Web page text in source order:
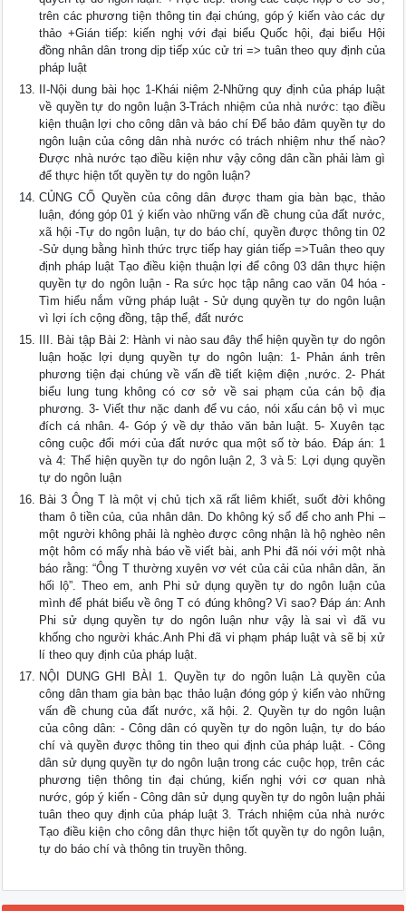
trên các phương tiện thông tin đại chúng, góp ý kiến vào các dự
thảo +Gián tiếp: kiến nghị với đại biểu Quốc hội, đại biểu Hội
đồng nhân dân trong dịp tiếp xúc cử tri => tuân theo quy định của
pháp luật
II-Nội dung bài học 1-Khái niệm 2-Những quy định của pháp luật
về quyền tự do ngôn luận 3-Trách nhiệm của nhà nước: tạo điều
kiện thuận lợi cho công dân và báo chí Để bảo đảm quyền tự do
ngôn luận của công dân nhà nước có trách nhiệm như thế nào?
Được nhà nước tạo điều kiện như vậy công dân cần phải làm gì
để thực hiện tốt quyền tự do ngôn luận?
CỦNG CỐ Quyền của công dân được tham gia bàn bạc, thảo
luận, đóng góp 01 ý kiến vào những vấn đề chung của đất nước,
xã hội -Tự do ngôn luận, tự do báo chí, quyền được thông tin 02
-Sử dụng bằng hình thức trực tiếp hay gián tiếp =>Tuân theo quy
định pháp luật Tạo điều kiện thuận lợi để công 03 dân thực hiện
quyền tự do ngôn luận - Ra sức học tập nâng cao văn 04 hóa -
Tìm hiểu nắm vững pháp luật - Sử dụng quyền tự do ngôn luận
vì lợi ích cộng đồng, tập thể, đất nước
III. Bài tập Bài 2: Hành vi nào sau đây thể hiện quyền tự do ngôn
luận hoặc lợi dụng quyền tự do ngôn luận: 1- Phản ánh trên
phương tiện đại chúng về vấn đề tiết kiệm điện ,nước. 2- Phát
biểu lung tung không có cơ sở về sai phạm của cán bộ địa
phương. 3- Viết thư nặc danh để vu cáo, nói xấu cán bộ vì mục
đích cá nhân. 4- Góp ý về dự thảo văn bản luật. 5- Xuyên tạc
công cuộc đổi mới của đất nước qua một số tờ báo. Đáp án: 1
và 4: Thể hiện quyền tự do ngôn luận 2, 3 và 5: Lợi dụng quyền
tự do ngôn luận
Bài 3 Ông T là một vị chủ tịch xã rất liêm khiết, suốt đời không
tham ô tiền của, của nhân dân. Do không ký sổ để cho anh Phi –
một người không phải là nghèo được công nhận là hộ nghèo nên
một hôm có mấy nhà báo về viết bài, anh Phi đã nói với một nhà
báo rằng: “Ông T thường xuyên vơ vét của cải của nhân dân, ăn
hối lộ”. Theo em, anh Phi sử dụng quyền tự do ngôn luận của
mình để phát biểu về ông T có đúng không? Vì sao? Đáp án: Anh
Phi sử dụng quyền tự do ngôn luận như vậy là sai vì đã vu
khống cho người khác.Anh Phi đã vi phạm pháp luật và sẽ bị xử
lí theo quy định của pháp luật.
NỘI DUNG GHI BÀI 1. Quyền tự do ngôn luận Là quyền của
công dân tham gia bàn bạc thảo luận đóng góp ý kiến vào những
vấn đề chung của đất nước, xã hội. 2. Quyền tự do ngôn luận
của công dân: - Công dân có quyền tự do ngôn luận, tự do báo
chí và quyền được thông tin theo qui định của pháp luật. - Công
dân sử dụng quyền tự do ngôn luận trong các cuộc họp, trên các
phương tiện thông tin đại chúng, kiến nghị với cơ quan nhà
nước, góp ý kiến - Công dân sử dụng quyền tự do ngôn luận phải
tuân theo quy định của pháp luật 3. Trách nhiệm của nhà nước
Tạo điều kiện cho công dân thực hiện tốt quyền tự do ngôn luận,
tự do báo chí và thông tin truyền thông.